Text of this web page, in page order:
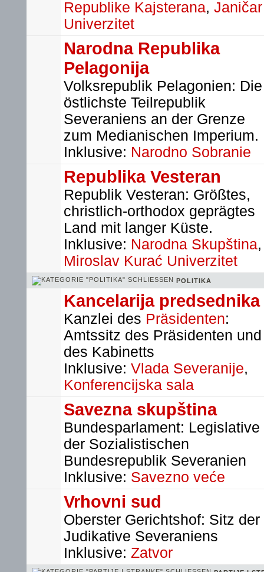
Republike Kajsterana, Janičar
Univerzitet
Narodna Republika
Pelagonija
Volksrepublik Pelagonien: Die
östlichste Teilrepublik
Severaniens an der Grenze
zum Medianischen Imperium.
Inklusive: Narodno Sobranie
Republika Vesteran
Republik Vesteran: Größtes,
christlich-orthodox geprägtes
Land mit langer Küste.
Inklusive: Narodna Skupština,
Miroslav Kurać Univerzitet
POLITIKA
Kancelarija predsednika
Kanzlei des Präsidenten:
Amtssitz des Präsidenten und
des Kabinetts
Inklusive: Vlada Severanije,
Konferencijska sala
Savezna skupština
Bundesparlament: Legislative
der Sozialistischen
Bundesrepublik Severanien
Inklusive: Savezno veće
Vrhovni sud
Oberster Gerichtshof: Sitz der
Judikative Severaniens
Inklusive: Zatvor